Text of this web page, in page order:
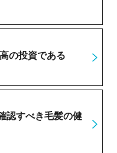
の投資である
認すべき毛髪の健